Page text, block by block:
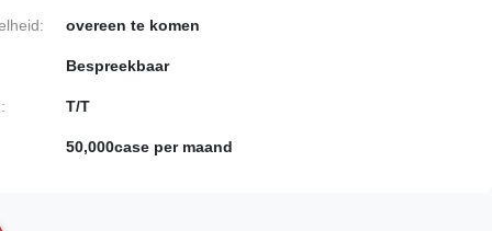
overeen te komen
Bespreekbaar
T/T
50,000case per maand